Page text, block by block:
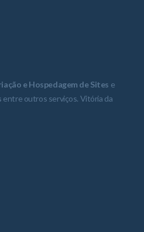
e Hospedagem de Sites e
entre outros serviços. Vitória da